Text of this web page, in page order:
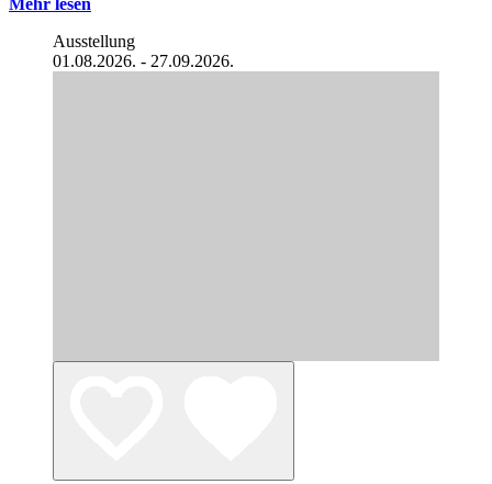
Mehr lesen
Ausstellung
01.08.2026. - 27.09.2026.